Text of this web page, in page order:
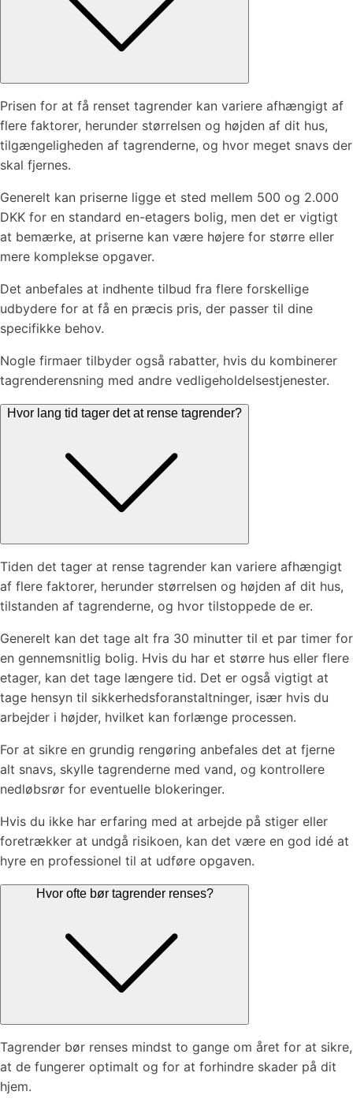
Prisen for at få renset tagrender kan variere afhængigt af
flere faktorer, herunder størrelsen og højden af dit hus,
tilgængeligheden af tagrenderne, og hvor meget snavs der
skal fjernes.
Generelt kan priserne ligge et sted mellem 500 og 2.000
DKK for en standard en-etagers bolig, men det er vigtigt
at bemærke, at priserne kan være højere for større eller
mere komplekse opgaver.
Det anbefales at indhente tilbud fra flere forskellige
udbydere for at få en præcis pris, der passer til dine
specifikke behov.
Nogle firmaer tilbyder også rabatter, hvis du kombinerer
tagrenderensning med andre vedligeholdelsestjenester.
Hvor lang tid tager det at rense tagrender?
Tiden det tager at rense tagrender kan variere afhængigt
af flere faktorer, herunder størrelsen og højden af dit hus,
tilstanden af tagrenderne, og hvor tilstoppede de er.
Generelt kan det tage alt fra 30 minutter til et par timer for
en gennemsnitlig bolig. Hvis du har et større hus eller flere
etager, kan det tage længere tid. Det er også vigtigt at
tage hensyn til sikkerhedsforanstaltninger, især hvis du
arbejder i højder, hvilket kan forlænge processen.
For at sikre en grundig rengøring anbefales det at fjerne
alt snavs, skylle tagrenderne med vand, og kontrollere
nedløbsrør for eventuelle blokeringer.
Hvis du ikke har erfaring med at arbejde på stiger eller
foretrækker at undgå risikoen, kan det være en god idé at
hyre en professionel til at udføre opgaven.
Hvor ofte bør tagrender renses?
Tagrender bør renses mindst to gange om året for at sikre,
at de fungerer optimalt og for at forhindre skader på dit
hjem.